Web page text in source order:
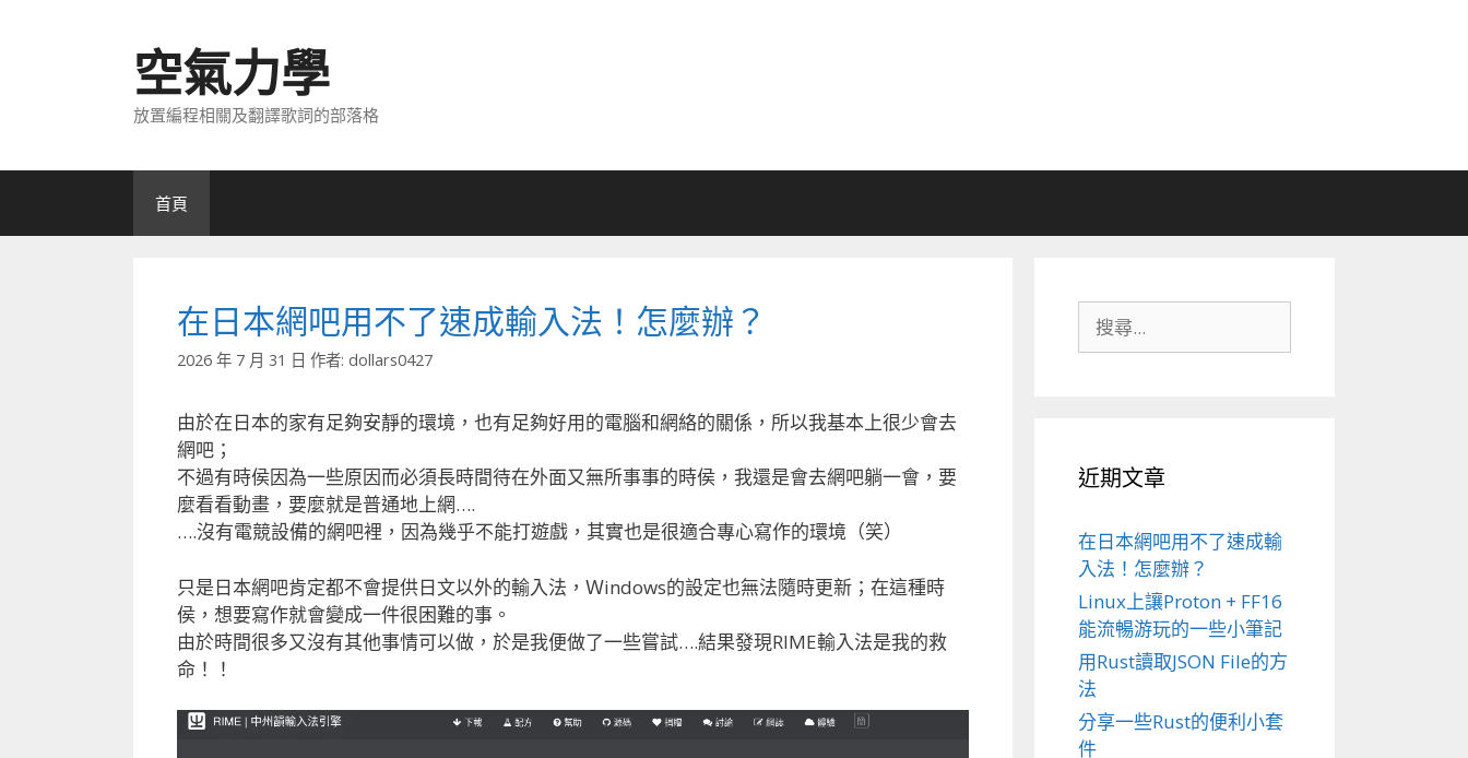
空氣力學
放置編程相關及翻譯歌詞的部落格
首頁
在日本網吧用不了速成輸入法！怎麼辦？
2026 年 7 月 31 日 作者: dollars0427
由於在日本的家有足夠安靜的環境，也有足夠好用的電腦和網絡的關係，所以我基本上很少會去
網吧；
不過有時侯因為一些原因而必須長時間待在外面又無所事事的時侯，我還是會去網吧躺一會，要
麼看看動畫，要麼就是普通地上網….
….沒有電競設備的網吧裡，因為幾乎不能打遊戲，其實也是很適合專心寫作的環境（笑）
只是日本網吧肯定都不會提供日文以外的輸入法，Ｗindows的設定也無法隨時更新；在這種時
侯，想要寫作就會變成一件很困難的事。
由於時間很多又沒有其他事情可以做，於是我便做了一些嘗試….結果發現RIME輸入法是我的救
命！！
尋:
近期文章
在日本網吧用不了速成輸
入法！怎麼辦？
Linux上讓Proton + FF16
能流暢游玩的一些小筆記
用Rust讀取JSON File的方
法
分享一些Rust的便利小套
件